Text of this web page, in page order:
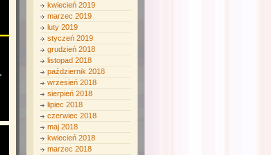
kwiecień 2019
marzec 2019
luty 2019
styczeń 2019
grudzień 2018
listopad 2018
październik 2018
wrzesień 2018
sierpień 2018
lipiec 2018
czerwiec 2018
maj 2018
kwiecień 2018
marzec 2018